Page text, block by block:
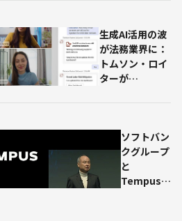
者の
想い
やノ
つな
ぐ
活用
によ
る保
AWS
導入
術を
生成AI活用の波
が法務業界に：
トムソン・ロイ
ターが
ソフトバン
クグループ
と
Tempus、